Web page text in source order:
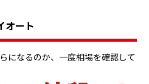
オート
になるのか、一度相場を確認して